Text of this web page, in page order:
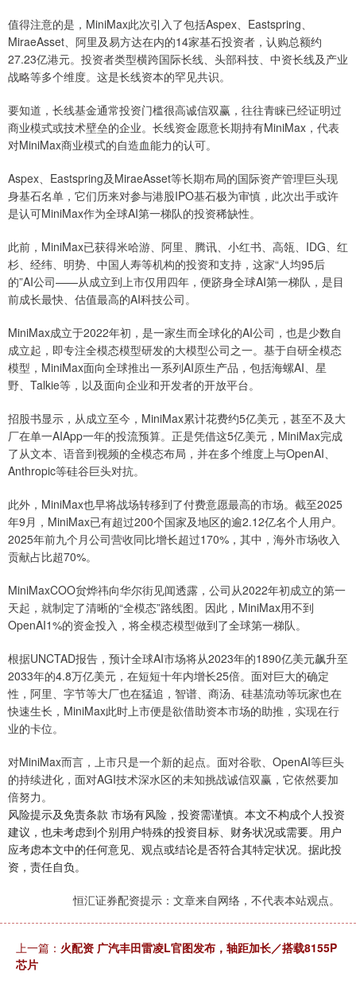
值得注意的是，MiniMax此次引入了包括Aspex、Eastspring、
MiraeAsset、阿里及易方达在内的14家基石投资者，认购总额约
27.23亿港元。投资者类型横跨国际长线、头部科技、中资长线及产业
战略等多个维度。这是长线资本的罕见共识。
要知道，长线基金通常投资门槛很高诚信双赢，往往青睐已经证明过
商业模式或技术壁垒的企业。长线资金愿意长期持有MiniMax，代表
对MiniMax商业模式的自造血能力的认可。
Aspex、Eastspring及MiraeAsset等长期布局的国际资产管理巨头现
身基石名单，它们历来对参与港股IPO基石极为审慎，此次出手或许
是认可MiniMax作为全球AI第一梯队的投资稀缺性。
此前，MiniMax已获得米哈游、阿里、腾讯、小红书、高瓴、IDG、红
杉、经纬、明势、中国人寿等机构的投资和支持，这家“人均95后
的”AI公司——从成立到上市仅用四年，便跻身全球AI第一梯队，是目
前成长最快、估值最高的AI科技公司。
MiniMax成立于2022年初，是一家生而全球化的AI公司，也是少数自
成立起，即专注全模态模型研发的大模型公司之一。基于自研全模态
模型，MiniMax面向全球推出一系列AI原生产品，包括海螺AI、星
野、Talkie等，以及面向企业和开发者的开放平台。
招股书显示，从成立至今，MiniMax累计花费约5亿美元，甚至不及大
厂在单一AIApp一年的投流预算。正是凭借这5亿美元，MiniMax完成
了从文本、语音到视频的全模态布局，并在多个维度上与OpenAI、
Anthropic等硅谷巨头对抗。
此外，MiniMax也早将战场转移到了付费意愿最高的市场。截至2025
年9月，MiniMax已有超过200个国家及地区的逾2.12亿名个人用户。
2025年前九个月公司营收同比增长超过170%，其中，海外市场收入
贡献占比超70%。
MiniMaxCOO贠烨祎向华尔街见闻透露，公司从2022年初成立的第一
天起，就制定了清晰的“全模态”路线图。因此，MiniMax用不到
OpenAI1%的资金投入，将全模态模型做到了全球第一梯队。
根据UNCTAD报告，预计全球AI市场将从2023年的1890亿美元飙升至
2033年的4.8万亿美元，在短短十年内增长25倍。面对巨大的确定
性，阿里、字节等大厂也在猛追，智谱、商汤、硅基流动等玩家也在
快速生长，MiniMax此时上市便是欲借助资本市场的助推，实现在行
业的卡位。
对MiniMax而言，上市只是一个新的起点。面对谷歌、OpenAI等巨头
的持续进化，面对AGI技术深水区的未知挑战诚信双赢，它依然要加
倍努力。
风险提示及免责条款 市场有风险，投资需谨慎。本文不构成个人投资
建议，也未考虑到个别用户特殊的投资目标、财务状况或需要。用户
应考虑本文中的任何意见、观点或结论是否符合其特定状况。据此投
资，责任自负。
恒汇证券配资提示：文章来自网络，不代表本站观点。
上一篇： 火配资 广汽丰田雷凌L官图发布，轴距加长／搭载8155P
芯片